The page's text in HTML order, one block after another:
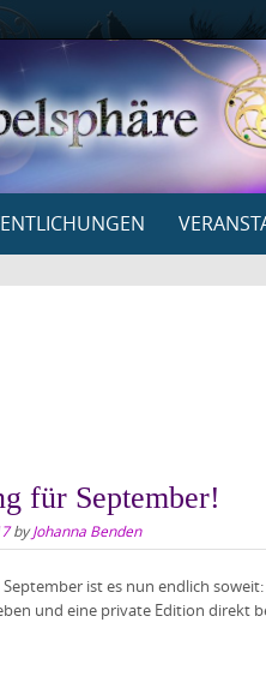
für September!
byJohanna Benden
ist es nun endlich
und eine private Edition direkt